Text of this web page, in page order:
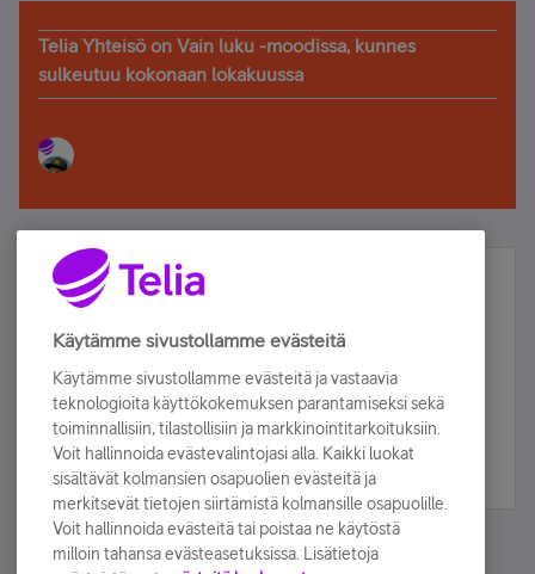
Telia Yhteisö on Vain luku -moodissa, kunnes
sulkeutuu kokonaan lokakuussa
Älä jää paitsi – osallistu ja voita!
Tilaa Telian uutiskirje ja olet mukana arvonnassa.
sähköpostiisi.
Tilaa nyt
Käytämme sivustollamme evästeitä
Käytämme sivustollamme evästeitä ja vastaavia
teknologioita käyttökokemuksen parantamiseksi sekä
toiminnallisiin, tilastollisiin ja markkinointitarkoituksiin.
Voit hallinnoida evästevalintojasi alla. Kaikki luokat
sisältävät kolmansien osapuolien evästeitä ja
merkitsevät tietojen siirtämistä kolmansille osapuolille.
Voit hallinnoida evästeitä tai poistaa ne käytöstä
milloin tahansa evästeasetuksissa. Lisätietoja